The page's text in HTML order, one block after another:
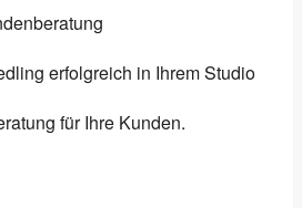
erfolgreich in Ihrem Studio
für Ihre Kunden.